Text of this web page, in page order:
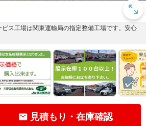
ス工場は関東運輸局の指定整備工場です。安心
見積もり・在庫確認